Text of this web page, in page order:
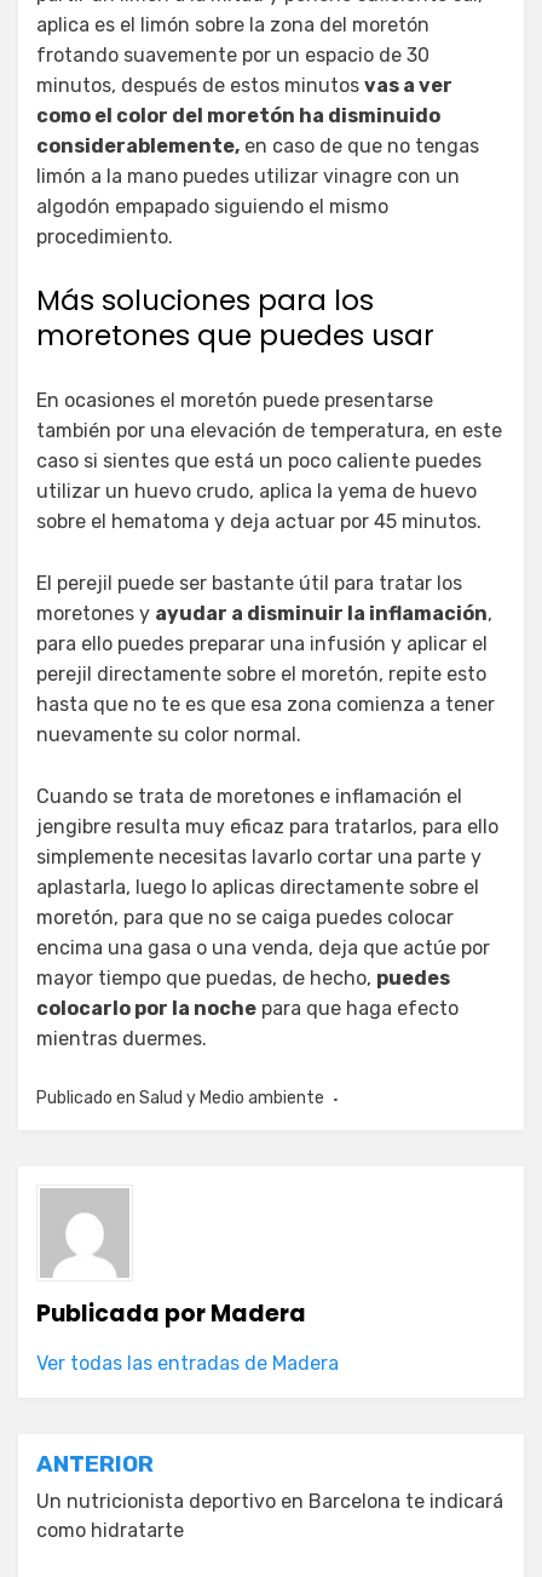
aplica es el limón sobre la zona del moretón
frotando suavemente por un espacio de 30
minutos, después de estos minutos vas a ver
como el color del moretón ha disminuido
considerablemente, en caso de que no tengas
limón a la mano puedes utilizar vinagre con un
algodón empapado siguiendo el mismo
procedimiento.
Más soluciones para los
moretones que puedes usar
En ocasiones el moretón puede presentarse
también por una elevación de temperatura, en este
caso si sientes que está un poco caliente puedes
utilizar un huevo crudo, aplica la yema de huevo
sobre el hematoma y deja actuar por 45 minutos.
El perejil puede ser bastante útil para tratar los
moretones y ayudar a disminuir la inflamación,
para ello puedes preparar una infusión y aplicar el
perejil directamente sobre el moretón, repite esto
hasta que no te es que esa zona comienza a tener
nuevamente su color normal.
Cuando se trata de moretones e inflamación el
jengibre resulta muy eficaz para tratarlos, para ello
simplemente necesitas lavarlo cortar una parte y
aplastarla, luego lo aplicas directamente sobre el
moretón, para que no se caiga puedes colocar
encima una gasa o una venda, deja que actúe por
mayor tiempo que puedas, de hecho, puedes
colocarlo por la noche para que haga efecto
mientras duermes.
Publicado en Salud y Medio ambiente
Publicada porMadera
Ver todas las entradas de Madera
Navegación
de
entradas
ANTERIOR
Un nutricionista deportivo en Barcelona te indicará
como hidratarte